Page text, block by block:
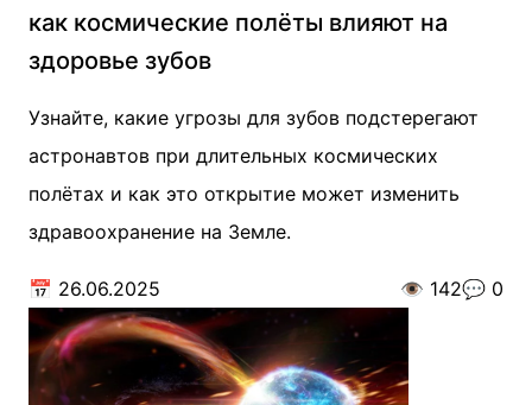
как космические полёты влияют на
здоровье зубов
Узнайте, какие угрозы для зубов подстерегают
астронавтов при длительных космических
полётах и как это открытие может изменить
здравоохранение на Земле.
📅 26.06.2025 👁️ 142💬 0